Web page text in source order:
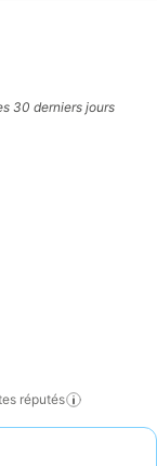
30 derniers jours
réputés